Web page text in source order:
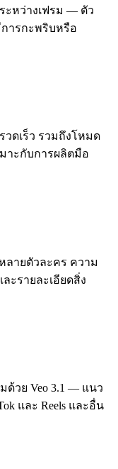
ะหว่างเฟรม — ตัว
ารกะพริบหรือ
วดเร็ว รวมถึงโหมด
าะกับการผลิตมือ
ลายตัวละคร ความ
ะรายละเอียดสิ่ง
วย Veo 3.1 — แนว
และ Reels และอื่น